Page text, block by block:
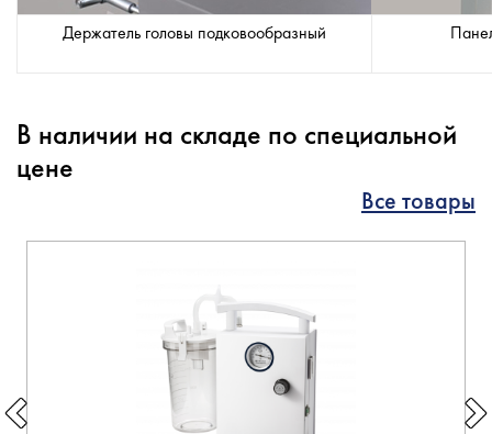
Держатель головы подковообразный
В наличии на складе по специальной
цене
Все товары